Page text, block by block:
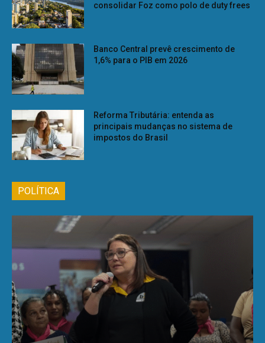
consolidar Foz como polo de duty frees
Banco Central prevê crescimento de
1,6% para o PIB em 2026
Reforma Tributária: entenda as
principais mudanças no sistema de
impostos do Brasil
POLÍTICA